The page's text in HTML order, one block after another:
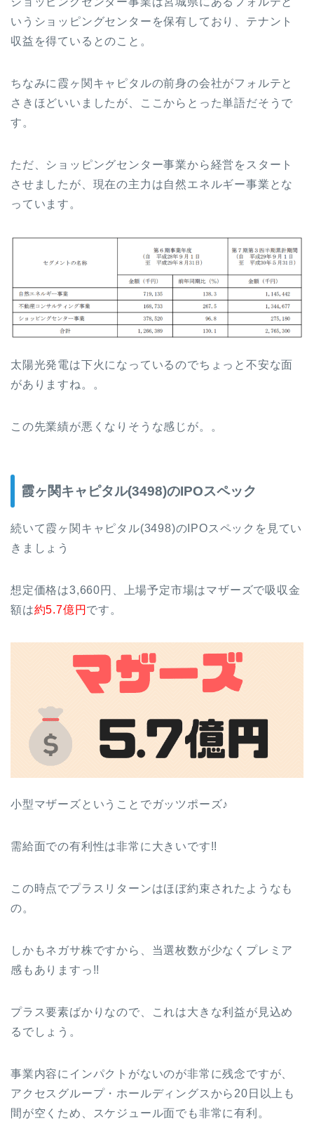
いうショッピングセンターを保有しており、テナント
収益を得ているとのこと。
ちなみに霞ヶ関キャピタルの前身の会社がフォルテと
さきほどいいましたが、ここからとった単語だそうで
す。
ただ、ショッピングセンター事業から経営をスタート
させましたが、現在の主力は自然エネルギー事業とな
っています。
太陽光発電は下火になっているのでちょっと不安な面
がありますね。。
この先業績が悪くなりそうな感じが。。
霞ヶ関キャピタル(3498)のIPOスペック
続いて霞ヶ関キャピタル(3498)のIPOスペックを見てい
きましょう
想定価格は3,660円、上場予定市場はマザーズで吸収金
額は約5.7億円 です。
小型マザーズということでガッツポーズ♪
需給面での有利性は非常に大きいです!!
この時点でプラスリターンはほぼ約束されたようなも
の。
しかもネガサ株ですから、当選枚数が少なくプレミア
感もありますっ!!
プラス要素ばかりなので、これは大きな利益が見込め
るでしょう。
事業内容にインパクトがないのが非常に残念ですが、
アクセスグループ・ホールディングスから20日以上も
間が空くため、スケジュール面でも非常に有利。